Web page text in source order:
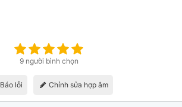
9 người bình chọn
Báo lỗi Chỉnh sửa hợp âm